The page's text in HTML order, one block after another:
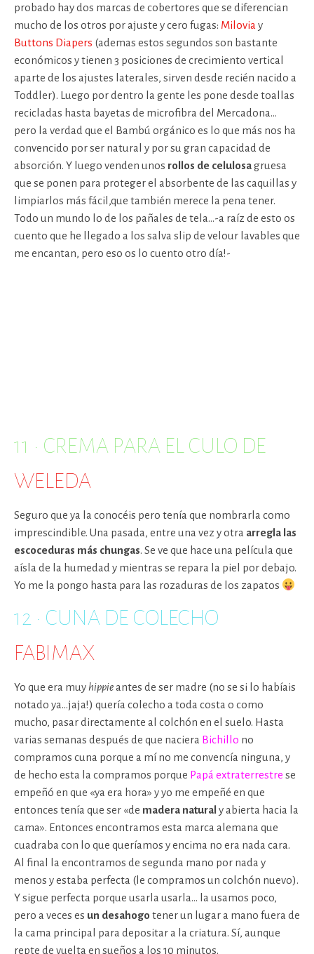
probado hay dos marcas de cobertores que se diferencian
mucho de los otros por ajuste y cero fugas: Milovia y
Buttons Diapers (ademas estos segundos son bastante
económicos y tienen 3 posiciones de crecimiento vertical
aparte de los ajustes laterales, sirven desde recién nacido a
Toddler). Luego por dentro la gente les pone desde toallas
recicladas hasta bayetas de microfibra del Mercadona…
pero la verdad que el Bambú orgánico es lo que más nos ha
convencido por ser natural y por su gran capacidad de
absorción. Y luego venden unos rollos de celulosagruesa
que se ponen para proteger el absorbente de las caquillas y
limpiarlos más fácil,que también merece la pena tener.
Todo un mundo lo de los pañales de tela…-a raíz de esto os
cuento que he llegado a los salva slip de velour lavables que
me encantan, pero eso os lo cuento otro día!-
11 · CREMA PARA EL CULO DE
WELEDA
Seguro que ya la conocéis pero tenía que nombrarla como
imprescindible. Una pasada, entre una vez y otra arregla las
escoceduras más chungas. Se ve que hace una película que
aísla de la humedad y mientras se repara la piel por debajo.
Yo me la pongo hasta para las rozaduras de los zapatos
12 · CUNA DE COLECHO
FABIMAX
Yo que era muy hippieantes de ser madre (no se si lo habíais
notado ya…jaja!) quería colecho a toda costa o como
mucho, pasar directamente al colchón en el suelo. Hasta
varias semanas después de que naciera Bichillo no
compramos cuna porque a mí no me convencía ninguna, y
de hecho esta la compramos porque Papá extraterrestre se
empeñó en que «ya era hora» y yo me empeñé en que
entonces tenía que ser «de madera natural y abierta hacia la
cama». Entonces encontramos esta marca alemana que
cuadraba con lo que queríamos y encima no era nada cara.
Al final la encontramos de segunda mano por nada y
menos y estaba perfecta (le compramos un colchón nuevo).
Y sigue perfecta porque usarla usarla… la usamos poco,
pero a veces es un desahogo tener un lugar a mano fuera de
la cama principal para depositar a la criatura. Sí, aunque
repte de vuelta en sueños a los 10 minutos.